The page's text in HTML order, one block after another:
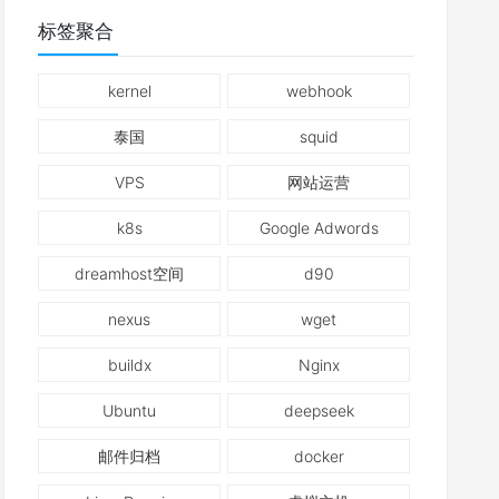
标签聚合
kernel webhook
泰国 squid
VPS 网站运营
k8s Google Adwords
dreamhost空间 d90
nexus wget
buildx Nginx
Ubuntu deepseek
邮件归档 docker